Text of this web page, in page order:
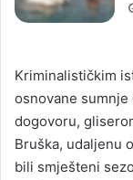
Kriminalističkim
osnovane sumnje
dogovoru,
Bruška, udaljenu
bili smješteni